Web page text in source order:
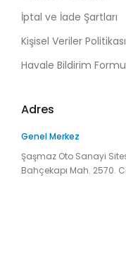
İptal ve İade Şartları
Kişisel Veriler Politikası
Havale Bildirim Formu
Adres
Genel Merkez
Şaşmaz Oto Sanayi
Bahçekapı Mah. 2570.